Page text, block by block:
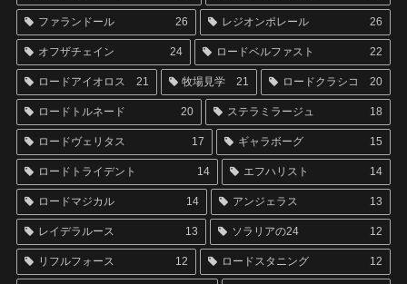
ファランドール 26 レジオンポレール 26
オフザチェイン 24 ロードベルファスト 22
ロードアイオロス 21 牧場見学 21 ロードクラシコ 20
ロードトルネード 20 ステラミラージュ 18
ロードヴェリタス 17 ギャラボーグ 15
ロードトライデント 14 エフハリスト 14
ロードマジカル 14 アンジェラス 13
レイデラルース 13 ソラリアの24 12
リフルフォース 12 ロードスタニング 12